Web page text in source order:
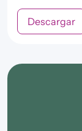
Descargar